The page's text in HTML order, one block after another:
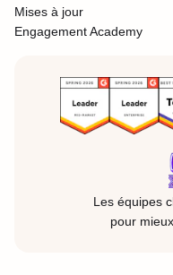
Mises à jour
Engagement Academy
Les équipes
pour